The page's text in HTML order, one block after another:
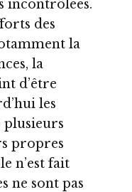
incontrôlées.
des
la
la
d’être
les
plusieurs
propres
n’est fait
ne sont pas